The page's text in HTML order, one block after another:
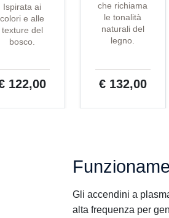
Ispirata ai
colori e alle
texture del
bosco.
122,00
che richiama
le tonalità
naturali del
legno.
€ 132,00
Gli accendini a
alta frequenza per